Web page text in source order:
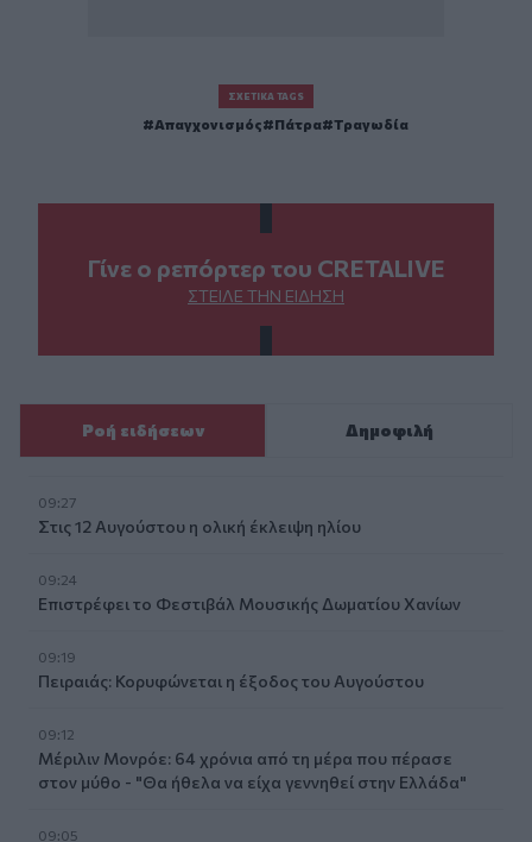
ΣΧΕΤΙΚΆ TAGS
Απαγχονισμός Πάτρα Τραγωδία
Γίνε ο ρεπόρτερ του CRETALIVE
ΣΤΕΊΛΕ ΤΗΝ ΕΊΔΗΣΗ
Ροή ειδήσεων Δημοφιλή
09:27
Στις 12 Αυγούστου η ολική έκλειψη ηλίου
09:24
Επιστρέφει το Φεστιβάλ Μουσικής Δωματίου Χανίων
09:19
Πειραιάς: Κορυφώνεται η έξοδος του Αυγούστου
09:12
Μέριλιν Μονρόε: 64 χρόνια από τη μέρα που πέρασε
στον μύθο - "Θα ήθελα να είχα γεννηθεί στην Ελλάδα"
09:05